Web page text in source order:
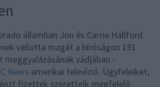
államban Jon és Carrie Hallford
vallotta magát a bíróságon 191
vádjában -
News amerikai televízió. Ügyfeleiket,
fizettek szeretteik megfelelő